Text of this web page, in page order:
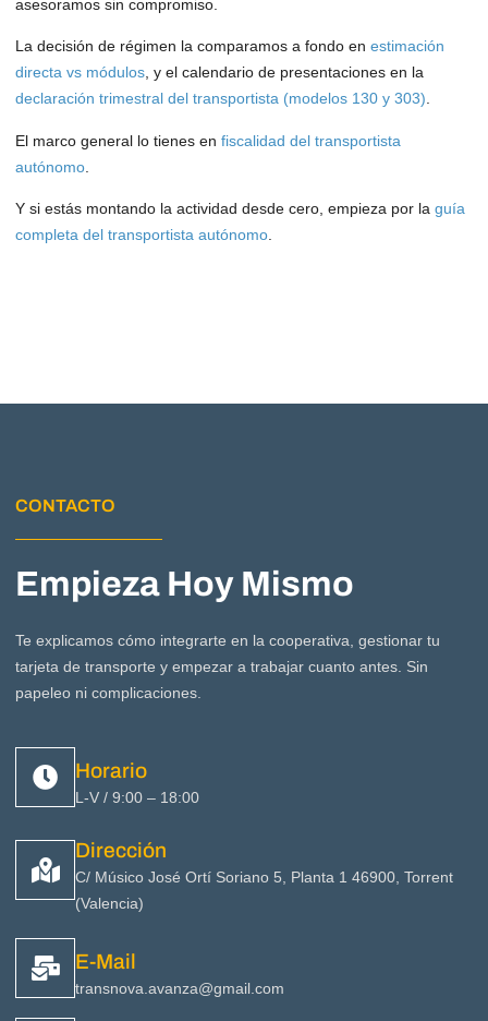
asesoramos sin compromiso.
La decisión de régimen la comparamos a fondo enestimación
directa vs módulos, y el calendario de presentaciones en la
declaración trimestral del transportista (modelos 130 y 303).
El marco general lo tienes enfiscalidad del transportista
autónomo
Y si estás montando la actividad desde cero, empieza por laguía
completa del transportista autónomo
CONTACTO
Empieza Hoy Mismo
Te explicamos cómo integrarte en la cooperativa, gestionar tu
tarjeta de transporte y empezar a trabajar cuanto antes. Sin
papeleo ni complicaciones.
Horario
L-V / 9:00 – 18:00
Dirección
C/ Músico José Ortí Soriano 5, Planta 1 46900, Torrent
(Valencia)
E-Mail
transnova.avanza@gmail.com